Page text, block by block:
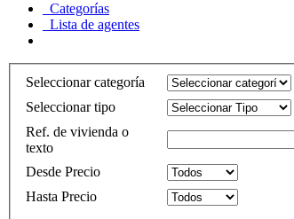
Categorías
Lista de agentes
Seleccionar categoría
Seleccionar tipo
Ref. de vivienda o
texto
Desde Precio
Hasta Precio